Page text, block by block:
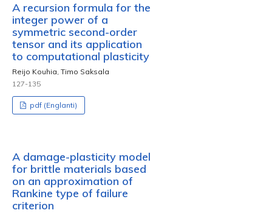
A recursion formula for the
integer power of a
symmetric second-order
tensor and its application
to computational plasticity
Reijo Kouhia, Timo Saksala
127-135
pdf (Englanti)
A damage-plasticity model
for brittle materials based
on an approximation of
Rankine type of failure
criterion